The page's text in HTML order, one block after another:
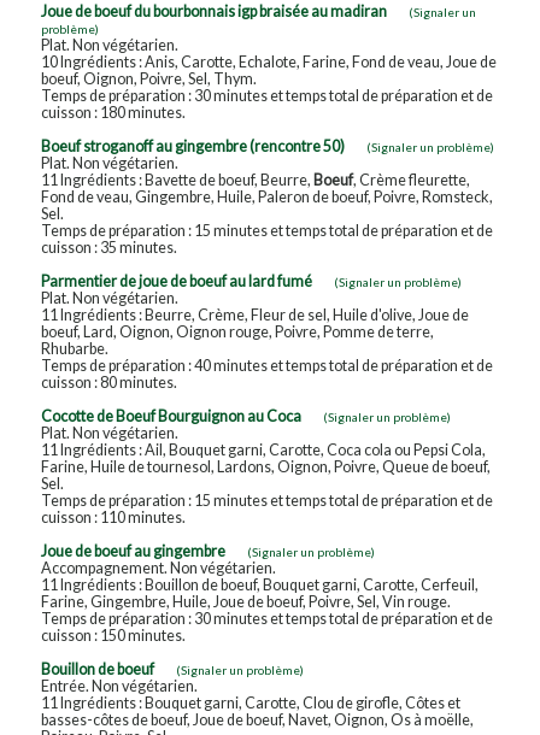
Joue de boeuf du bourbonnais igp braisée au madiran
(Signaler un
problème)
Plat. Non végétarien.
10 Ingrédients : Anis, Carotte, Echalote, Farine, Fond de veau, Joue de
boeuf, Oignon, Poivre, Sel, Thym.
Temps de préparation : 30 minutes et temps total de préparation et de
cuisson : 180 minutes.
Boeuf stroganoff au gingembre (rencontre 50)
(Signaler un problème)
Plat. Non végétarien.
11 Ingrédients : Bavette de boeuf, Beurre, Boeuf, Crème fleurette,
Fond de veau, Gingembre, Huile, Paleron de boeuf, Poivre, Romsteck,
Sel.
Temps de préparation : 15 minutes et temps total de préparation et de
cuisson : 35 minutes.
Parmentier de joue de boeuf au lard fumé
(Signaler un problème)
Plat. Non végétarien.
11 Ingrédients : Beurre, Crème, Fleur de sel, Huile d'olive, Joue de
boeuf, Lard, Oignon, Oignon rouge, Poivre, Pomme de terre,
Rhubarbe.
Temps de préparation : 40 minutes et temps total de préparation et de
cuisson : 80 minutes.
Cocotte de Boeuf Bourguignon au Coca
(Signaler un problème)
Plat. Non végétarien.
11 Ingrédients : Ail, Bouquet garni, Carotte, Coca cola ou Pepsi Cola,
Farine, Huile de tournesol, Lardons, Oignon, Poivre, Queue de boeuf,
Sel.
Temps de préparation : 15 minutes et temps total de préparation et de
cuisson : 110 minutes.
Joue de boeuf au gingembre
(Signaler un problème)
Accompagnement. Non végétarien.
11 Ingrédients : Bouillon de boeuf, Bouquet garni, Carotte, Cerfeuil,
Farine, Gingembre, Huile, Joue de boeuf, Poivre, Sel, Vin rouge.
Temps de préparation : 30 minutes et temps total de préparation et de
cuisson : 150 minutes.
Bouillon de boeuf
(Signaler un problème)
Entrée. Non végétarien.
11 Ingrédients : Bouquet garni, Carotte, Clou de girofle, Côtes et
basses-côtes de boeuf, Joue de boeuf, Navet, Oignon, Os à moëlle,